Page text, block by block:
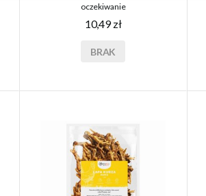
oczekiwanie
10,49 zł
BRAK